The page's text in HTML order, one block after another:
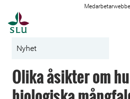
Nyhet
Olika åsikter om